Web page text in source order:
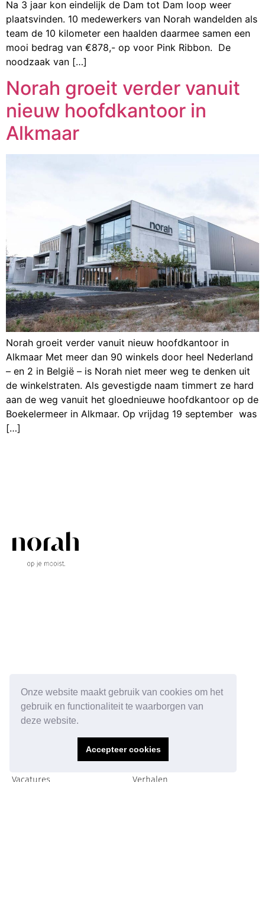
Onze website maakt gebruik van cookies om het
gebruik en functionaliteit te waarborgen van
deze website.
Accepteer cookies
Na 3 jaar kon eindelijk de Dam tot Dam loop weer
plaatsvinden. 10 medewerkers van Norah wandelden als
team de 10 kilometer een haalden daarmee samen een
mooi bedrag van €878,- op voor Pink Ribbon. De
noodzaak van […]
Norah groeit verder vanuit
nieuw hoofdkantoor in
Alkmaar
Norah groeit verder vanuit nieuw hoofdkantoor in
Alkmaar Met meer dan 90 winkels door heel Nederland
– en 2 in België – is Norah niet meer weg te denken uit
de winkelstraten. Als gevestigde naam timmert ze hard
aan de weg vanuit het gloednieuwe hoofdkantoor op de
Boekelermeer in Alkmaar. Op vrijdag 19 september was
[…]
Vacatures
Over Norah
Verhalen